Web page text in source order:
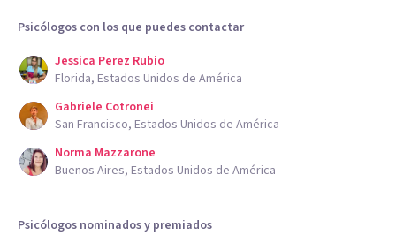
Psicólogos con los que puedes contactar
Jessica Perez Rubio
Florida, Estados Unidos de América
Gabriele Cotronei
San Francisco, Estados Unidos de América
Norma Mazzarone
Buenos Aires, Estados Unidos de América
Psicólogos nominados y premiados